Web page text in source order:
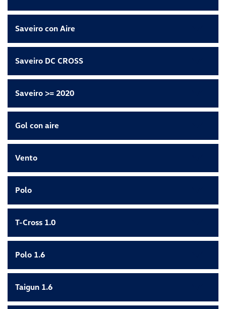
Saveiro con Aire
Saveiro DC CROSS
Saveiro >= 2020
Gol con aire
Vento
Polo
T-Cross 1.0
Polo 1.6
Taigun 1.6